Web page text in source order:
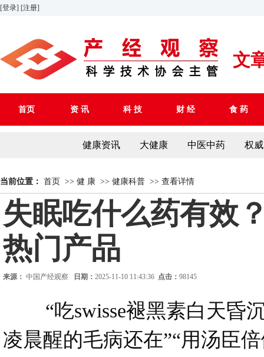
[登录] [注册]
文
首页 资 讯 科 技 财 经 食 药
健康资讯 大健康 中医中药 权
当前位置： 首页 >> 健 康 >> 健康科普 >> 查看详情
失眠吃什么药有效
热门产品
来源： 中国产经观察 日期： 2025-11-10 11:43:36 点击： 98145
“吃swisse褪黑素白天昏沉
凌晨醒的毛病还在”“用汤臣